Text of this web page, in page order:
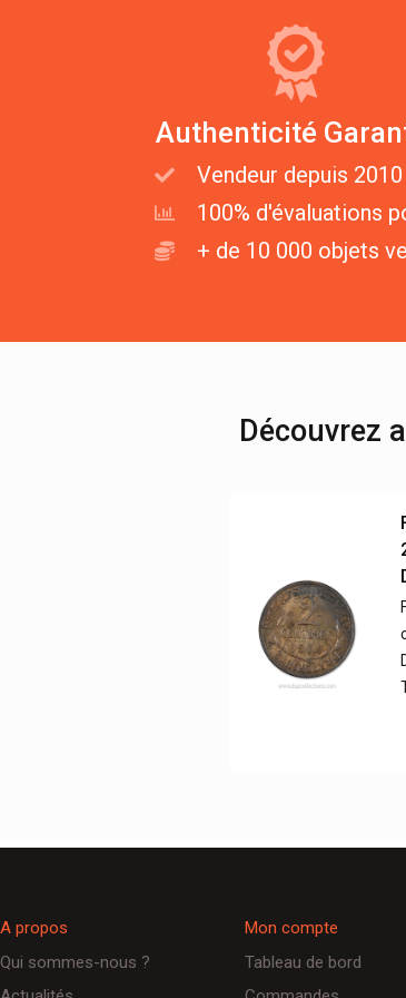
Authenticité
Vendeur depuis 2010
100% d'évaluations
+ de 10 000 objets
Découvrez
A propos
Qui sommes-nous ?
Mon compte
Tableau de bord